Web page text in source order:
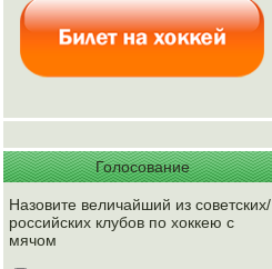
Голосование
Назовите величайший из советских/
российских клубов по хоккею с
мячом